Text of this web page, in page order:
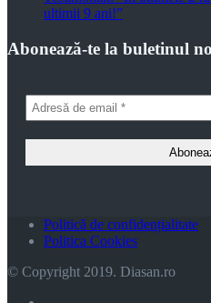
ultimii 9 ani!”
Abonează-te la buletinul
Politică de confidențialitate
Politica Cookies
© Copyright 2019. Diasan.ro